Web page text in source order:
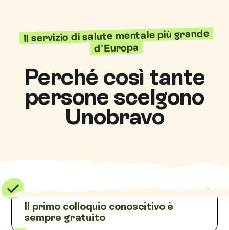
Il servizio di salute mentale più grande
d'Europa
Perché così tante
persone scelgono
Unobravo
Il primo colloquio conoscitivo è
sempre gratuito